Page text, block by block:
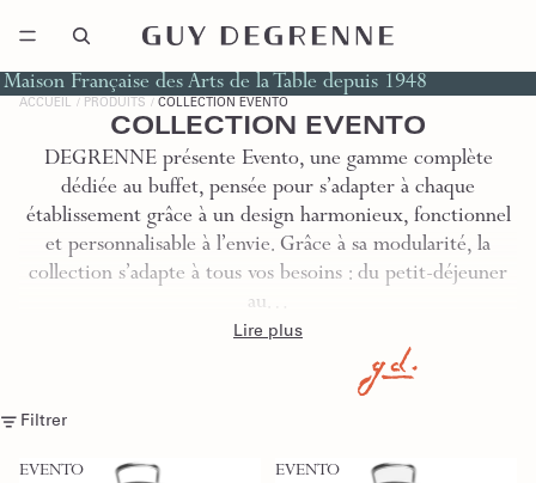
Maison Française des Arts de la Table depuis 1948
ACCUEIL PRODUITS COLLECTION EVENTO
COLLECTION EVENTO
DEGRENNE présente Evento, une gamme complète
dédiée au buffet, pensée pour s’adapter à chaque
établissement grâce à un design harmonieux, fonctionnel
et personnalisable à l’envie. Grâce à sa modularité, la
collection s’adapte à tous vos besoins : du petit-déjeuner
au…
Lire plus
Filtrer
EVENTO
EVENTO